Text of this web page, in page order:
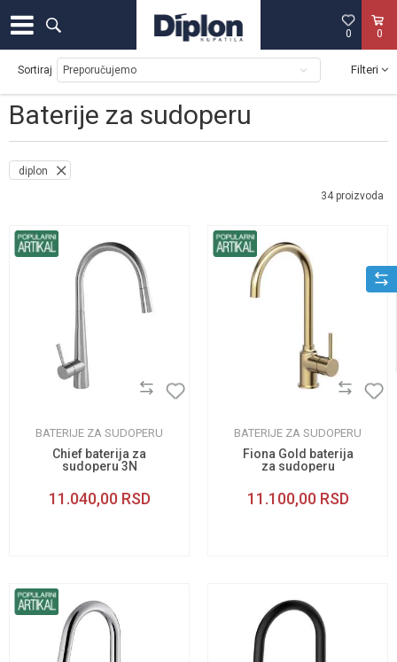
0
0
Baterije za sudoperu
Sortiraj Filteri
diplon
34proizvoda
BATERIJE ZA SUDOPERU
Chief baterija za
sudoperu 3N
11.040,00 RSD
BATERIJE ZA SUDOPERU
Fiona Gold baterija
za sudoperu
11.100,00 RSD